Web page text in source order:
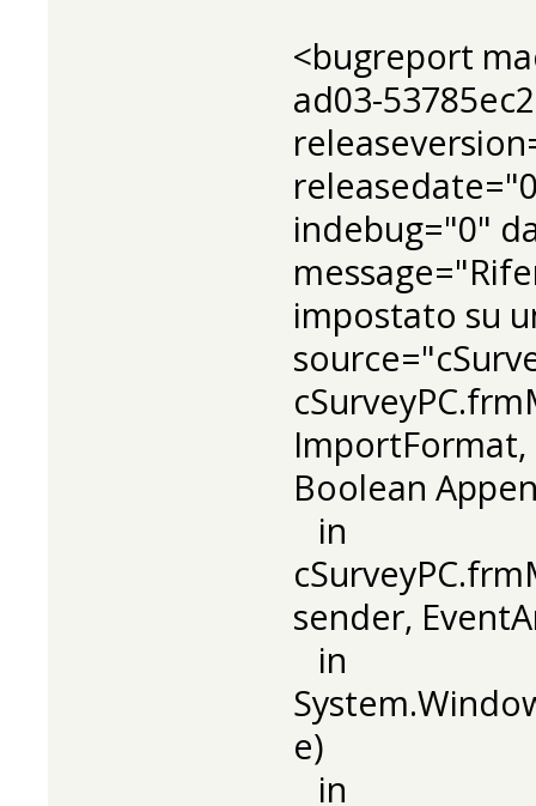
<bugreport
ad03-
indebug="0"
impostato su
ImportFormat,
Boolean
in
sender,
in
e)
in